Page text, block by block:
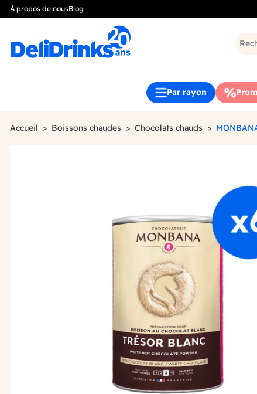
À propos de nousBlog
Par rayon
Accueil Boissons chaudes Chocolats chauds